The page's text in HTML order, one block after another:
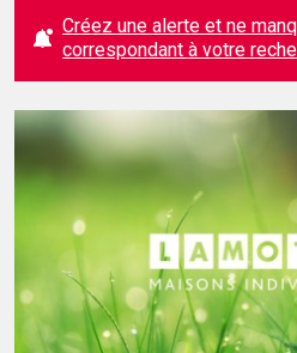
Créez une alerte et ne
correspondant à votre